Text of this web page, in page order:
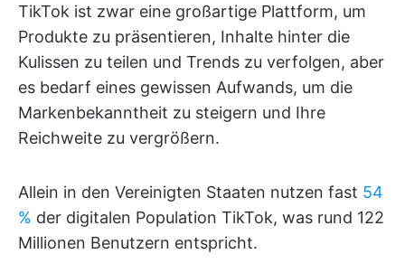
TikTok ist zwar eine großartige Plattform, um
Produkte zu präsentieren, Inhalte hinter die
Kulissen zu teilen und Trends zu verfolgen, aber
es bedarf eines gewissen Aufwands, um die
Markenbekanntheit zu steigern und Ihre
Reichweite zu vergrößern.
Allein in den Vereinigten Staaten nutzen fast 54
% der digitalen Population TikTok, was rund 122
Millionen Benutzern entspricht.